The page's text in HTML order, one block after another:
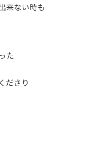
来ない時も
た
ださり